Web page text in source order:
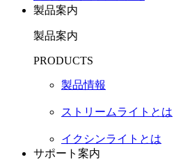
製品案内
製品案内
PRODUCTS
製品情報
ストリームライトとは
イクシンライトとは
サポート案内